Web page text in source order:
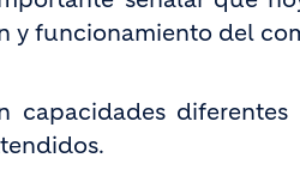
y funcionamiento del
capacidades